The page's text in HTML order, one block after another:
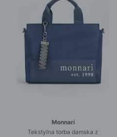
Monnari
Tekstylna torba damska z